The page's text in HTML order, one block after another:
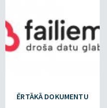
ĒRTĀKĀ DOKUMENTU